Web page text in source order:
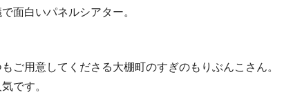
面白いパネルシアター。
ご用意してくださる大棚町のすぎのもりぶんこさん。
です。